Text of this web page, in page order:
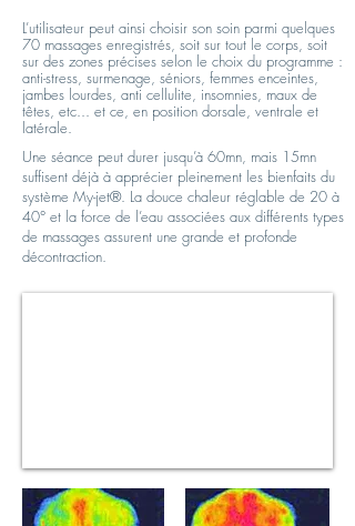
L’utilisateur peut ainsi choisir son soin parmi quelques
70 massages enregistrés, soit sur tout le corps, soit
sur des zones précises selon le choix du programme :
anti-stress, surmenage, séniors, femmes enceintes,
jambes lourdes, anti cellulite, insomnies, maux de
têtes, etc... et ce, en position dorsale, ventrale et
latérale.
Une séance peut durer jusqu’à 60mn, mais 15mn
suffisent déjà à apprécier pleinement les bienfaits du
système My-jet®. La douce chaleur réglable de 20 à
40° et la force de l’eau associées aux différents types
de massages assurent une grande et profonde
décontraction.